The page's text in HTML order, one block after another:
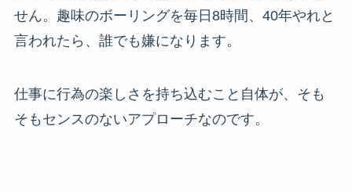
せん。趣味のボーリングを毎日8時間、40年やれと
言われたら、誰でも嫌になります。
仕事に行為の楽しさを持ち込むこと自体が、そも
そもセンスのないアプローチなのです。